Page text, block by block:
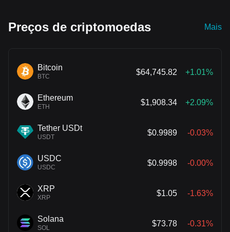
Preços de criptomoedas Mais
Bitcoin
BTC
$64,745.82 +1.01%
Ethereum
ETH
$1,908.34 +2.09%
Tether USDt
USDT
$0.9989 -0.03%
USDC
USDC
$0.9998 -0.00%
XRP
XRP
$1.05 -1.63%
Solana
SOL
$73.78 -0.31%